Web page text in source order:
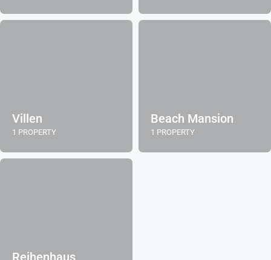
Villen
1 PROPERTY
Beach Mansion
1 PROPERTY
Reihenhaus